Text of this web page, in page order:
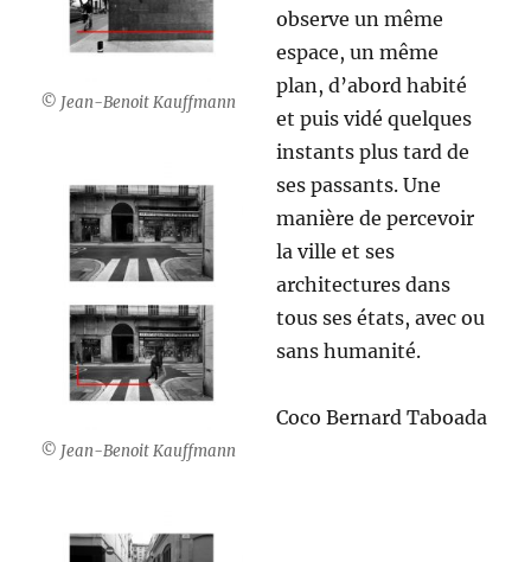
© Jean-Benoit Kauffmann
© Jean-Benoit Kauffmann
observe un même
espace, un même
plan, d’abord habité
et puis vidé quelques
instants plus tard de
ses passants. Une
manière de percevoir
la ville et ses
architectures dans
tous ses états, avec ou
sans humanité.
Coco Bernard Taboada